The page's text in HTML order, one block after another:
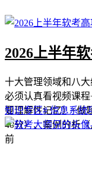
2026上半年
十大管理领域和八
必须认真看视频课
要理解性记忆）+做
40分）、案例分析（
知识专区# 信息系统
前